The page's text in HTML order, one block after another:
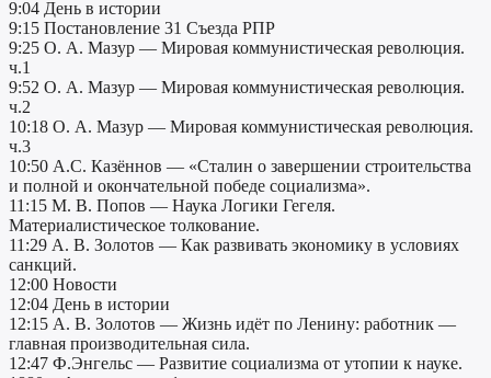
9:04 День в истории
9:15 Постановление 31 Съезда РПР
9:25 О. А. Мазур — Мировая коммунистическая революция.
ч.1
9:52 О. А. Мазур — Мировая коммунистическая революция.
ч.2
10:18 О. А. Мазур — Мировая коммунистическая революция.
ч.3
10:50 А.С. Казённов — «Сталин о завершении строительства
и полной и окончательной победе социализма».
11:15 М. В. Попов — Наука Логики Гегеля.
Материалистическое толкование.
11:29 А. В. Золотов — Как развивать экономику в условиях
санкций.
12:00 Новости
12:04 День в истории
12:15 А. В. Золотов — Жизнь идёт по Ленину: работник —
главная производительная сила.
12:47 Ф.Энгельс — Развитие социализма от утопии к науке.